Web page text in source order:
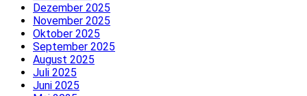
Dezember 2025
November 2025
Oktober 2025
September 2025
August 2025
Juli 2025
Juni 2025